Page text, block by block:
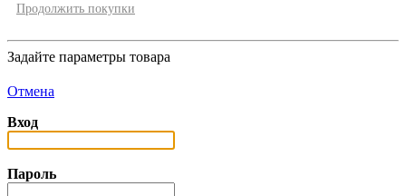
Продолжить покупки
Задайте параметры товара
Отмена
Вход
Пароль